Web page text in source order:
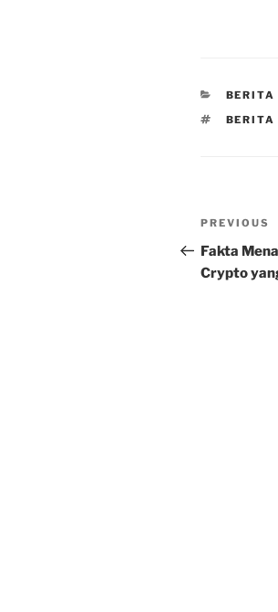
TAGS
BERITA
Post
Previous
Post
PREVIOUS
Fakta
Crypto